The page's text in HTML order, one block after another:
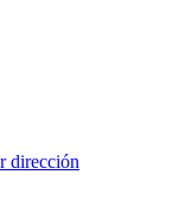
dirección